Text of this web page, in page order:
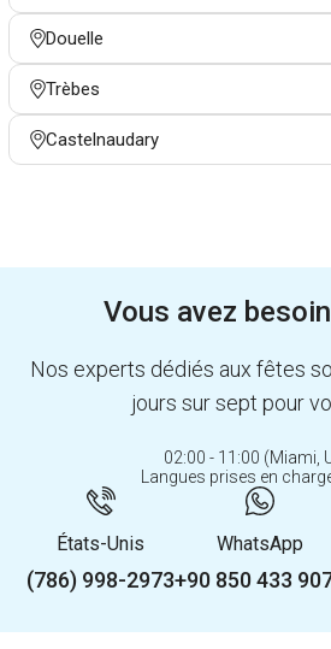
Douelle
Trèbes
Castelnaudary
Vous avez
Nos experts dédiés aux fêtes
jours sur sept pour
02:00 - 11:00 (Miami,
Langues prises en
États-Unis
(786) 998-2973
WhatsApp
+90 850 433